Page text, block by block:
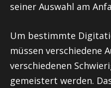
seiner Auswahl am
Um bestimmte
müssen verschiedene
verschiedenen
gemeistert werden.